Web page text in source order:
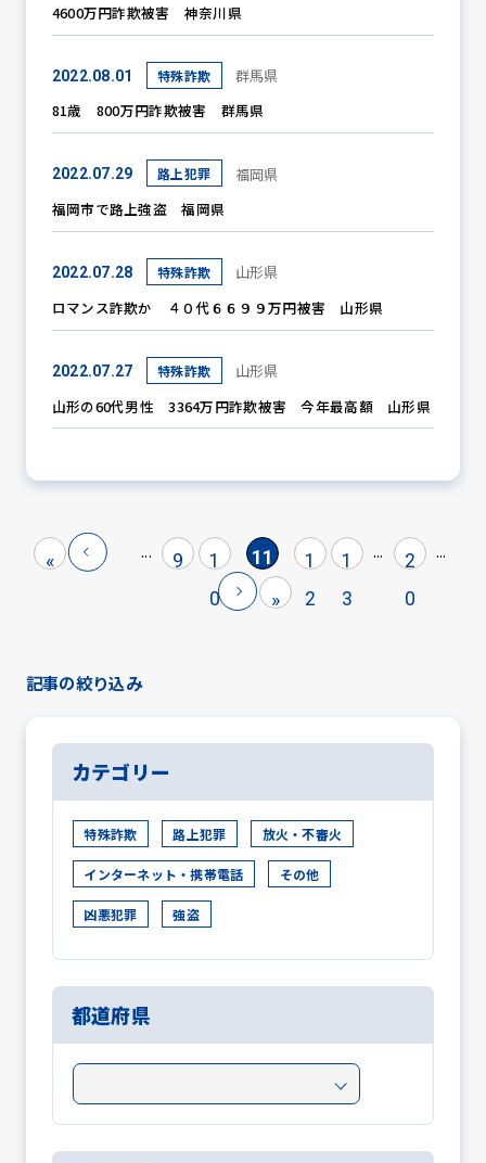
4600万円詐欺被害 神奈川県
2022.08.01 特殊詐欺
群馬県
81歳 800万円詐欺被害 群馬県
2022.07.29 路上犯罪
福岡県
福岡市で路上強盗 福岡県
2022.07.28 特殊詐欺
山形県
ロマンス詐欺か ４０代６６９９万円被害 山形県
2022.07.27 特殊詐欺
山形県
山形の60代男性 3364万円詐欺被害 今年最高額 山形県
« ... 9
1
0
11
1
2
1
3
...
2
0
...
»
記事の絞り込み
カテゴリー
特殊詐欺 路上犯罪 放火・不審火
インターネット・携帯電話 その他
凶悪犯罪 強盗
都道府県